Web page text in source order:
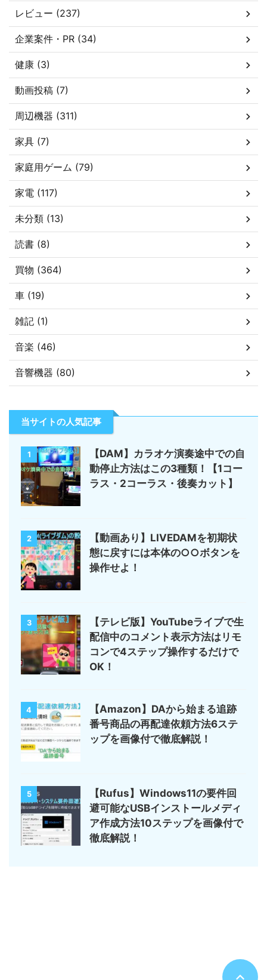
レビュー (237)
企業案件・PR (34)
健康 (3)
動画投稿 (7)
周辺機器 (311)
家具 (7)
家庭用ゲーム (79)
家電 (117)
未分類 (13)
読書 (8)
買物 (364)
車 (19)
雑記 (1)
音楽 (46)
音響機器 (80)
当サイトの人気記事
1
【DAM】カラオケ演奏途中での自
動停止方法はこの3種類！【1コー
ラス・2コーラス・後奏カット】
2
【動画あり】LIVEDAMを初期状
態に戻すには本体の○○ボタンを
操作せよ！
3
【テレビ版】YouTubeライブで生
配信中のコメント表示方法はリモ
コンで4ステップ操作するだけで
OK！
4
【Amazon】DAから始まる追跡
番号商品の再配達依頼方法6ステ
ップを画像付で徹底解説！
5
【Rufus】Windows11の要件回
避可能なUSBインストールメディ
ア作成方法10ステップを画像付で
徹底解説！